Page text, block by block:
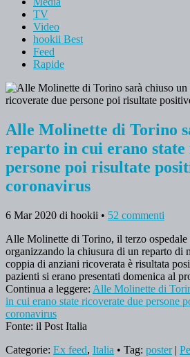
TV
Video
hookii Best
Feed
Rapide
Alle Molinette di Torino
reparto in cui erano
persone poi risultate
coronavirus
6 Mar 2020 di hookii • 52 commenti
Alle Molinette di Torino, il terzo ospedale
organizzando la chiusura di un reparto di
coppia di anziani ricoverata è risultata
pazienti si erano presentati domenica al
Continua a leggere: Alle Molinette di
in cui erano state ricoverate due persone
coronavirus
Fonte: il Post Italia
Categorie: Ex feed, Italia • Tag: poster|